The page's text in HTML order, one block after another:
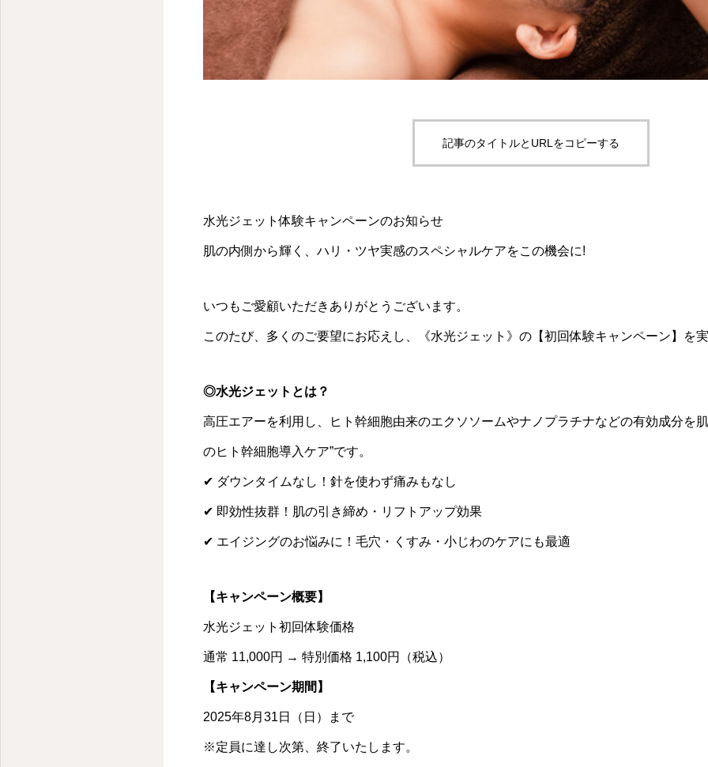
記事のタイトルとURLをコピーする
水光ジェット体験キャンペーンのお知らせ
肌の内側から輝く、ハリ・ツヤ実感のスペシャルケアをこの機会に!
いつもご愛顧いただきありがとうございます。
このたび、多くのご要望にお応えし、《水光ジェット》の【初回体験キャンペーン】を
◎水光ジェットとは？
高圧エアーを利用し、ヒト幹細胞由来のエクソソームやナノプラチナなどの有効成分を
のヒト幹細胞導入ケア”です。
✔ ダウンタイムなし！針を使わず痛みもなし
✔ 即効性抜群！肌の引き締め・リフトアップ効果
✔ エイジングのお悩みに！毛穴・くすみ・小じわのケアにも最適
【キャンペーン概要】
水光ジェット初回体験価格
通常 11,000円 → 特別価格 1,100円（税込）
【キャンペーン期間】
2025年8月31日（日）まで
※定員に達し次第、終了いたします。